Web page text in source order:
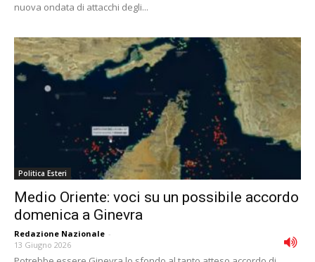
nuova ondata di attacchi degli...
Politica Esteri
Medio Oriente: voci su un possibile accordo
domenica a Ginevra
Redazione Nazionale -
13 Giugno 2026